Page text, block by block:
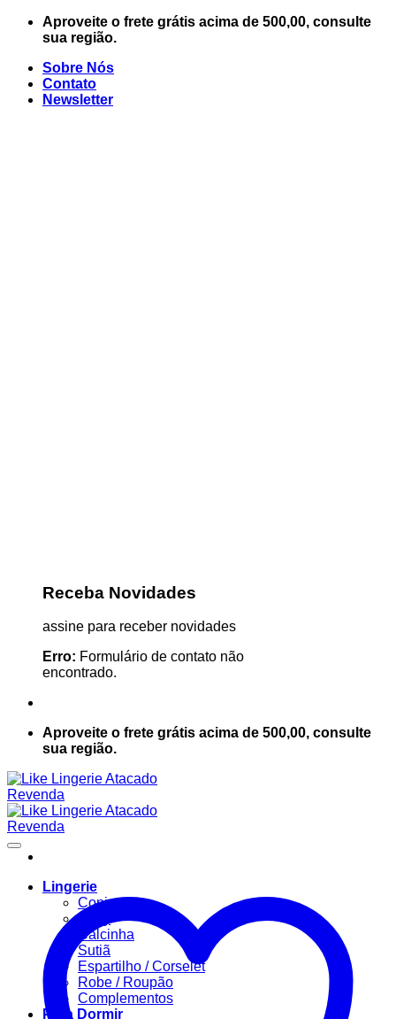
Skip
Aproveite o frete grátis acima de 500,00, consulte
sua região.
Sobre Nós
Contato
Newsletter
Receba Novidades
assine para receber novidades
Erro: Formulário de contato não
encontrado.
Aproveite o frete grátis acima de 500,00, consulte
sua região.
Lingerie
Conjuntos
Body
Calcinha
Sutiã
Espartilho / Corselet
Robe / Roupão
Complementos
Para Dormir